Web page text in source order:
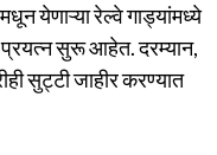
येणाऱ्या रेल्वे गाड्यांमध्ये
प्रयत्न सुरू आहेत. दरम्यान,
सुट्टी जाहीर करण्यात